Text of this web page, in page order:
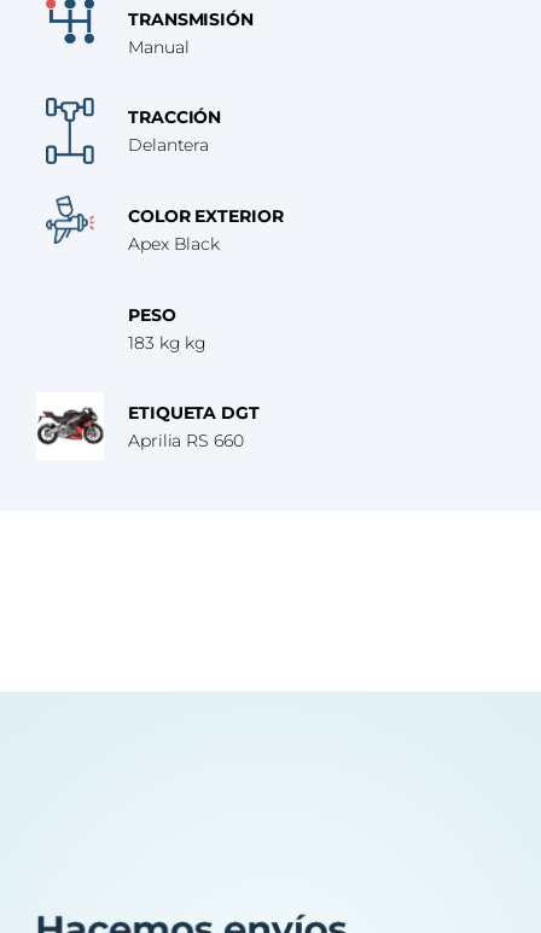
TRANSMISIÓN
Manual
TRACCIÓN
Delantera
COLOR EXTERIOR
Apex Black
PESO
183 kg kg
ETIQUETA DGT
Aprilia RS 660